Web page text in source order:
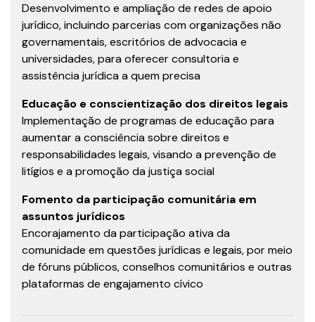
Desenvolvimento e ampliação de redes de apoio
jurídico, incluindo parcerias com organizações não
governamentais, escritórios de advocacia e
universidades, para oferecer consultoria e
assistência jurídica a quem precisa
Educação e conscientização dos direitos legais
Implementação de programas de educação para
aumentar a consciência sobre direitos e
responsabilidades legais, visando a prevenção de
litígios e a promoção da justiça social
Fomento da participação comunitária em
assuntos jurídicos
Encorajamento da participação ativa da
comunidade em questões jurídicas e legais, por meio
de fóruns públicos, conselhos comunitários e outras
plataformas de engajamento cívico